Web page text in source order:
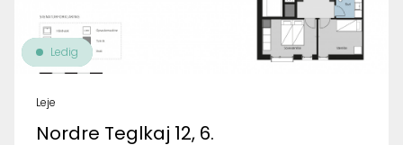
Ledig
Leje
Nordre Teglkaj 12, 6.